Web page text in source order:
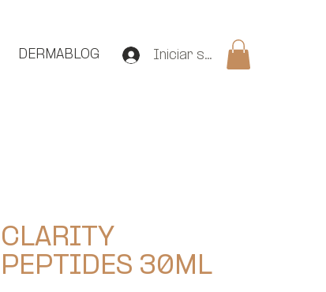
DERMABLOG Iniciar sesión
CLARITY
PEPTIDES 30ML